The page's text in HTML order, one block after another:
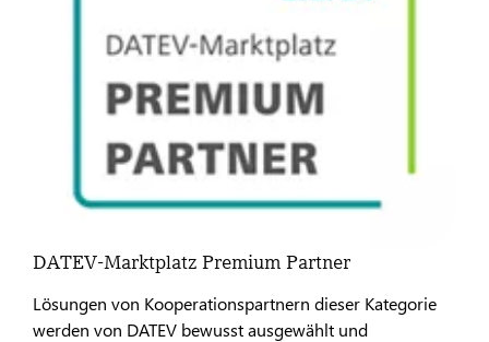
DATEV-Marktplatz Premium Partner
Lösungen von Kooperationspartnern dieser Kategorie
werden von DATEV bewusst ausgewählt und